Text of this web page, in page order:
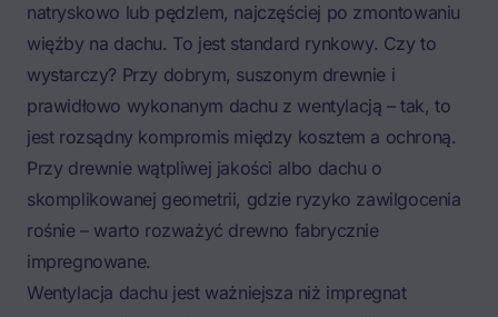
natryskowo lub pędzlem, najczęściej po zmontowaniu
więźby na dachu. To jest standard rynkowy. Czy to
wystarczy? Przy dobrym, suszonym drewnie i
prawidłowo wykonanym dachu z wentylacją – tak, to
jest rozsądny kompromis między kosztem a ochroną.
Przy drewnie wątpliwej jakości albo dachu o
skomplikowanej geometrii, gdzie ryzyko zawilgocenia
rośnie – warto rozważyć drewno fabrycznie
impregnowane.
Wentylacja dachu jest ważniejsza niż impregnat